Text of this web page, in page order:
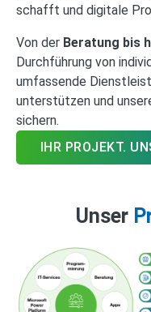
schafft und digitale
Von der Beratung bis
Durchführung von
umfassende
unterstützen und
sichern.
IHR PROJEKT.
Unser